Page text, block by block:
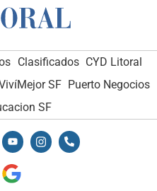
Clasificados CYD Litoral
SF Puerto Negocios
SF